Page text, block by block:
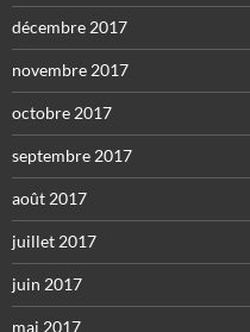
décembre 2017
novembre 2017
octobre 2017
septembre 2017
août 2017
juillet 2017
juin 2017
mai 2017